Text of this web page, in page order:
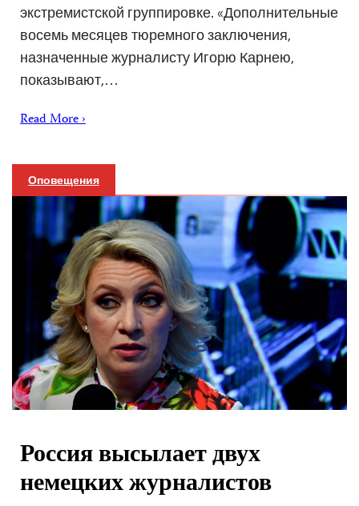
экстремистской группировке. «Дополнительные
восемь месяцев тюремного заключения,
назначенные журналисту Игорю Карнею,
показывают,…
Read More ›
Оповещения
Россия высылает двух
немецких журналистов